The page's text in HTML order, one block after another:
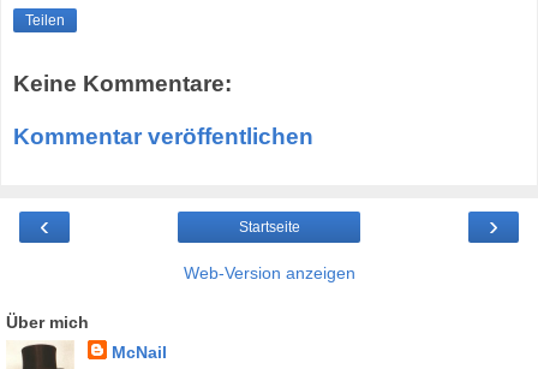
Teilen
Keine Kommentare:
Kommentar veröffentlichen
‹ ›
Startseite
Web-Version anzeigen
Über mich
McNail